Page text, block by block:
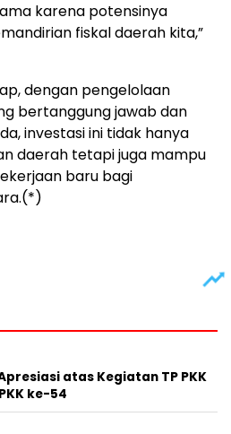
karena potensinya
fiskal daerah kita,”
dengan pengelolaan
bertanggung jawab dan
investasi ini tidak hanya
daerah tetapi juga mampu
baru bagi
atas Kegiatan TP PKK
ke-54